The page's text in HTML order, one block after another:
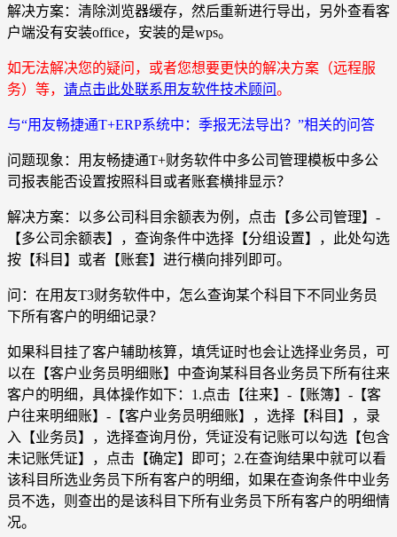
解决方案：清除浏览器缓存，然后重新进行导出，另外查看客
户端没有安装office，安装的是wps。
如无法解决您的疑问，或者您想要更快的解决方案（远程服
务）等， 请点击此处联系用友软件技术顾问。
与“用友畅捷通T+ERP系统中：季报无法导出？”相关的问答
问题现象：用友畅捷通T+财务软件中多公司管理模板中多公
司报表能否设置按照科目或者账套横排显示？
解决方案：以多公司科目余额表为例，点击【多公司管理】-
【多公司余额表】，查询条件中选择【分组设置】，此处勾选
按【科目】或者【账套】进行横向排列即可。
问：在用友T3财务软件中，怎么查询某个科目下不同业务员
下所有客户的明细记录？
如果科目挂了客户辅助核算，填凭证时也会让选择业务员，可
以在【客户业务员明细账】中查询某科目各业务员下所有往来
客户的明细，具体操作如下：1.点击【往来】-【账簿】-【客
户往来明细账】-【客户业务员明细账】，选择【科目】，录
入【业务员】，选择查询月份，凭证没有记账可以勾选【包含
未记账凭证】，点击【确定】即可；2.在查询结果中就可以看
该科目所选业务员下所有客户的明细，如果在查询条件中业务
员不选，则查出的是该科目下所有业务员下所有客户的明细情
况。